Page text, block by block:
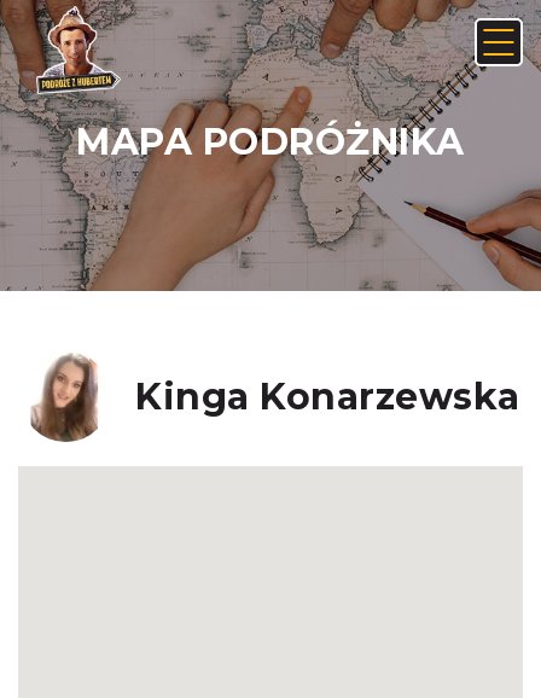
MAPA PODRÓŻNIKA
Kinga Konarzewska
Anuluj Usuń
Nie, anuluj Tak, usuń
JAK ZNALEŹĆ LINK NA ANDROIDZIE: